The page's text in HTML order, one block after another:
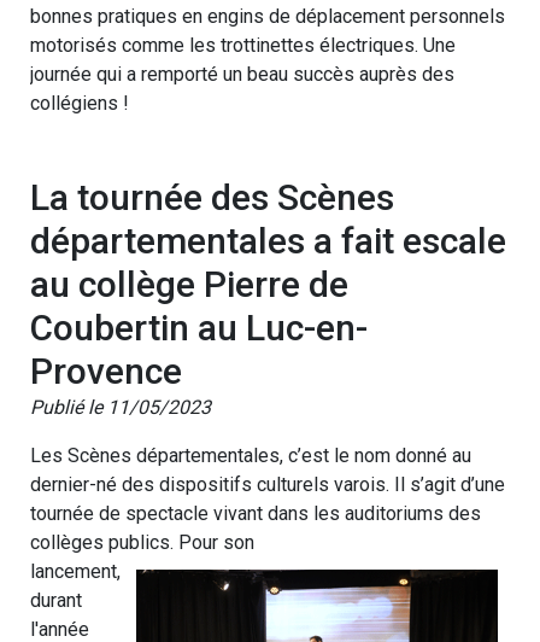
bonnes pratiques en engins de déplacement personnels
motorisés comme les trottinettes électriques. Une
journée qui a remporté un beau succès auprès des
collégiens !
La tournée des Scènes
départementales a fait escale
au collège Pierre de
Coubertin au Luc-en-
Provence
Publié le 11/05/2023
Les Scènes départementales, c’est le nom donné au
dernier-né des dispositifs culturels varois. Il s’agit d’une
tournée de spectacle vivant dans les auditoriums des
collèges publics. Pour son
lancement,
durant
l'année